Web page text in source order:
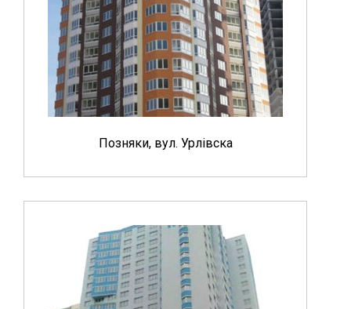
Позняки, вул. Урлівска